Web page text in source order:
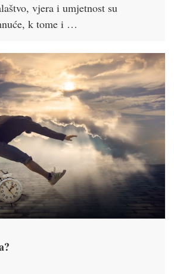
vjera i umjetnost su
k tome i …